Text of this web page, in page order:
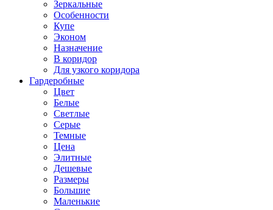
Зеркальные
Особенности
Купе
Эконом
Назначение
В коридор
Для узкого коридора
Гардеробные
Цвет
Белые
Светлые
Серые
Темные
Цена
Элитные
Дешевые
Размеры
Большие
Маленькие